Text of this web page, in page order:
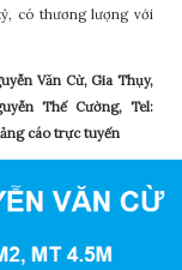
có thương lượng với
Văn Cừ, Gia Thụy,
Thế Cường, Tel:
cáo trực tuyến